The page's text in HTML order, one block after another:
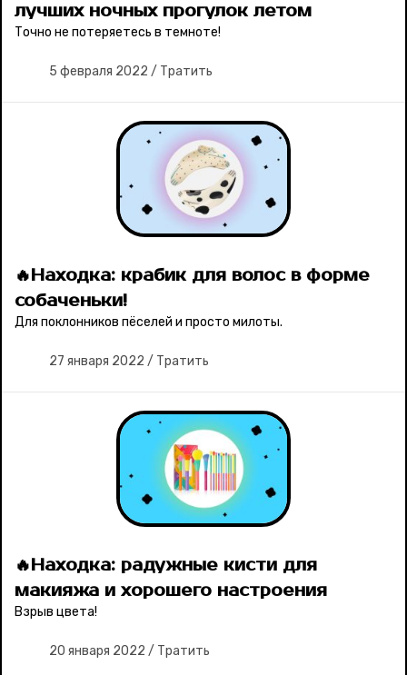
лучших ночных прогулок летом
Точно не потеряетесь в темноте!
5 февраля 2022 / Тратить
🔥Находка: крабик для волос в форме
собаченьки!
Для поклонников пёселей и просто милоты.
27 января 2022 / Тратить
🔥Находка: радужные кисти для
макияжа и хорошего настроения
Взрыв цвета!
20 января 2022 / Тратить